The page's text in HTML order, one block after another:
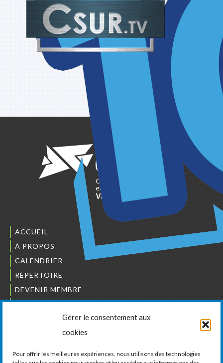
Gérer le consentement aux
cookies
Pour offrir les meilleures expériences, nous utilisons des technologies
ACCUEIL
À PROPOS
CALENDRIER
RÉPERTOIRE
DEVENIR MEMBRE
NOUS JOINDRE
L’ORDRE DES BÂTISSEURS